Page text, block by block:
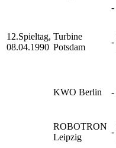
-
12.Spieltag,
08.04.1990
Turbine
Potsdam
-
KWO Berlin -
ROBOTRON
Leipzig
-